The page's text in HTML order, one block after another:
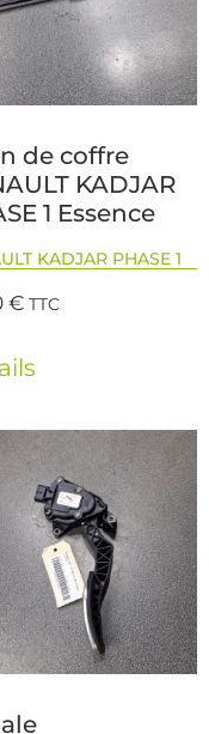
de coffre
KADJAR
1 Essence
KADJAR PHASE 1
€ TTC